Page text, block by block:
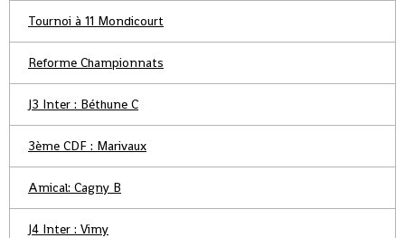
Tournoi à 11 Mondicourt
Reforme Championnats
J3 Inter : Béthune C
3ème CDF : Marivaux
Amical: Cagny B
J4 Inter : Vimy